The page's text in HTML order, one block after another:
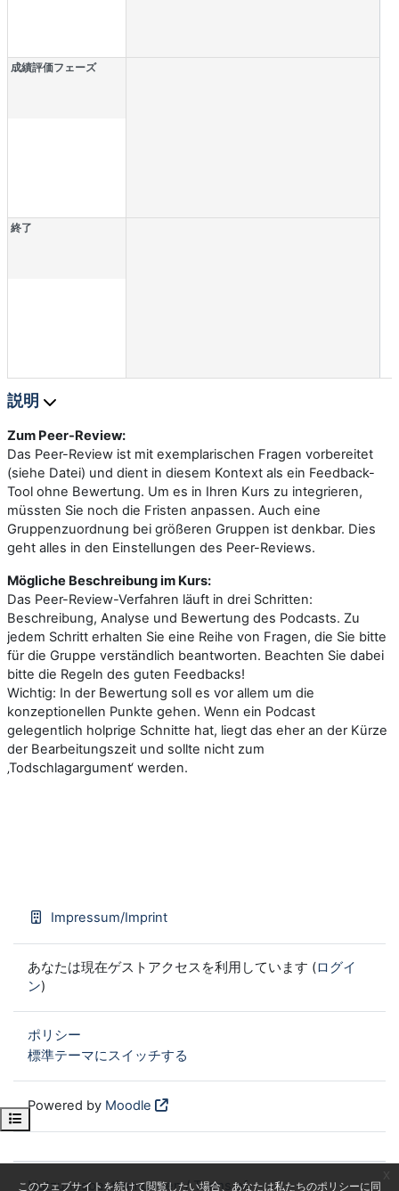
このウェブサイトを続けて閲覧したい場合、あなたは私たちのポリシーに同
Open course index
成績評価フェーズ
終了
説明
Zum Peer-Review:
Das Peer-Review ist mit exemplarischen Fragen vorbereitet
(siehe Datei) und dient in diesem Kontext als ein Feedback-
Tool ohne Bewertung. Um es in Ihren Kurs zu integrieren,
müssten Sie noch die Fristen anpassen. Auch eine
Gruppenzuordnung bei größeren Gruppen ist denkbar. Dies
geht alles in den Einstellungen des Peer-Reviews.
Mögliche Beschreibung im Kurs:
Das Peer-Review-Verfahren läuft in drei Schritten:
Beschreibung, Analyse und Bewertung des Podcasts. Zu
jedem Schritt erhalten Sie eine Reihe von Fragen, die Sie bitte
für die Gruppe verständlich beantworten. Beachten Sie dabei
bitte die Regeln des guten Feedbacks!
Wichtig: In der Bewertung soll es vor allem um die
konzeptionellen Punkte gehen. Wenn ein Podcast
gelegentlich holprige Schnitte hat, liegt das eher an der Kürze
der Bearbeitungszeit und sollte nicht zum
‚Todschlagargument‘ werden.
Impressum/Imprint
あなたは現在ゲストアクセスを利用しています (ログイ
ン)
ポリシー
標準テーマにスイッチする
Powered by Moodle
Nutzungsbestimmungen / Terms of